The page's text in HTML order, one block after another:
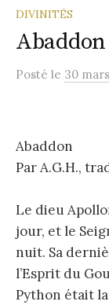
DIVINITÉS
Abaddon
Posté le 30
Abaddon
Par A.G.H.,
Le dieu
jour, et le
nuit. Sa
l’Esprit du
Python était